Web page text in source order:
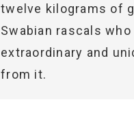
twelve kilograms of
Swabian rascals
extraordinary and
from it.